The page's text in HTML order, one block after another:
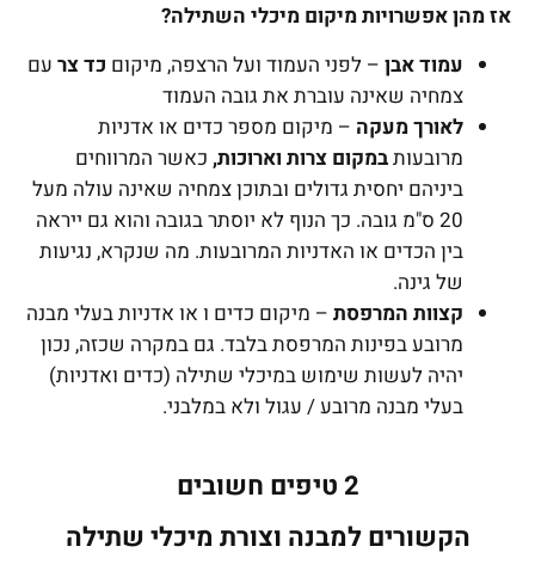
אז מהן אפשרויות מיקום מיכלי השתילה?
עמוד אבן– לפני העמוד ועל הרצפה, מיקוםכד צרעם
צמחיה שאינה עוברת את גובה העמוד
לאורך מעקה– מיקום מספר כדים או אדניות
מרובעותבמקום צרות וארוכות,כאשר המרווחים
ביניהם יחסית גדולים ובתוכן צמחיה שאינה עולה מעל
20 ס"מ גובה. כך הנוף לא יוסתר בגובה והוא גם ייראה
בין הכדים או האדניות המרובעות. מה שנקרא, נגיעות
של גינה.
קצוות המרפסת– מיקום כדים ו או אדניות בעלי מבנה
מרובע בפינות המרפסת בלבד. גם במקרה שכזה, נכון
יהיה לעשות שימוש במיכלי שתילה (כדים ואדניות)
בעלי מבנה מרובע / עגול ולא במלבני.
הקשורים למבנה וצורת מיכלי שתילה